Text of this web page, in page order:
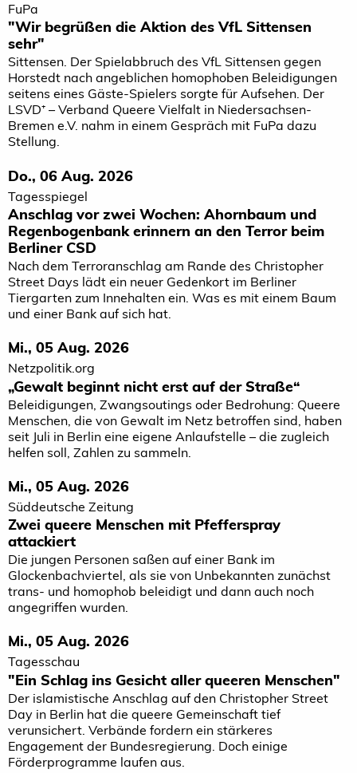
FuPa
"Wir begrüßen die Aktion des VfL Sittensen
sehr"
Sittensen. Der Spielabbruch des VfL Sittensen gegen
Horstedt nach angeblichen homophoben Beleidigungen
seitens eines Gäste-Spielers sorgte für Aufsehen. Der
LSVD⁺ – Verband Queere Vielfalt in Niedersachsen-
Bremen e.V. nahm in einem Gespräch mit FuPa dazu
Stellung.
Do., 06 Aug. 2026
Tagesspiegel
Anschlag vor zwei Wochen: Ahornbaum und
Regenbogenbank erinnern an den Terror beim
Berliner CSD
Nach dem Terroranschlag am Rande des Christopher
Street Days lädt ein neuer Gedenkort im Berliner
Tiergarten zum Innehalten ein. Was es mit einem Baum
und einer Bank auf sich hat.
Mi., 05 Aug. 2026
Netzpolitik.org
„Gewalt beginnt nicht erst auf der Straße“
Beleidigungen, Zwangsoutings oder Bedrohung: Queere
Menschen, die von Gewalt im Netz betroffen sind, haben
seit Juli in Berlin eine eigene Anlaufstelle – die zugleich
helfen soll, Zahlen zu sammeln.
Mi., 05 Aug. 2026
Süddeutsche Zeitung
Zwei queere Menschen mit Pfefferspray
attackiert
Die jungen Personen saßen auf einer Bank im
Glockenbachviertel, als sie von Unbekannten zunächst
trans- und homophob beleidigt und dann auch noch
angegriffen wurden.
Mi., 05 Aug. 2026
Tagesschau
"Ein Schlag ins Gesicht aller queeren Menschen"
Der islamistische Anschlag auf den Christopher Street
Day in Berlin hat die queere Gemeinschaft tief
verunsichert. Verbände fordern ein stärkeres
Engagement der Bundesregierung. Doch einige
Förderprogramme laufen aus.